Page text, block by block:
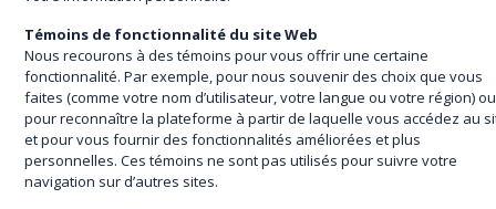
Témoins de fonctionnalité du site Web
Nous recourons à des témoins pour vous offrir une certaine
fonctionnalité. Par exemple, pour nous souvenir des choix que vous
faites (comme votre nom d’utilisateur, votre langue ou votre région) ou
pour reconnaître la plateforme à partir de laquelle vous accédez au
et pour vous fournir des fonctionnalités améliorées et plus
personnelles. Ces témoins ne sont pas utilisés pour suivre votre
navigation sur d’autres sites.